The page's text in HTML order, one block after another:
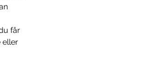
får
eller